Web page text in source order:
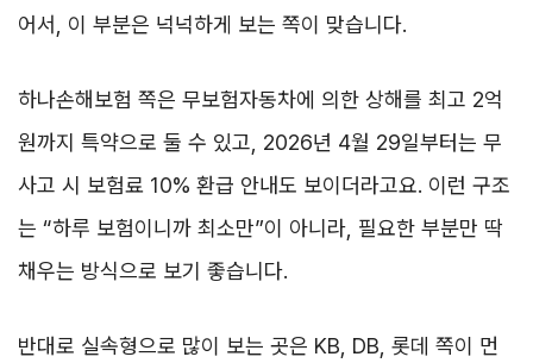
어서, 이 부분은 넉넉하게 보는 쪽이 맞습니다.
하나손해보험 쪽은 무보험자동차에 의한 상해를 최고 2억
원까지 특약으로 둘 수 있고, 2026년 4월 29일부터는 무
사고 시 보험료 10% 환급 안내도 보이더라고요. 이런 구조
는 “하루 보험이니까 최소만”이 아니라, 필요한 부분만 딱
채우는 방식으로 보기 좋습니다.
반대로 실속형으로 많이 보는 곳은 KB, DB, 롯데 쪽이 먼